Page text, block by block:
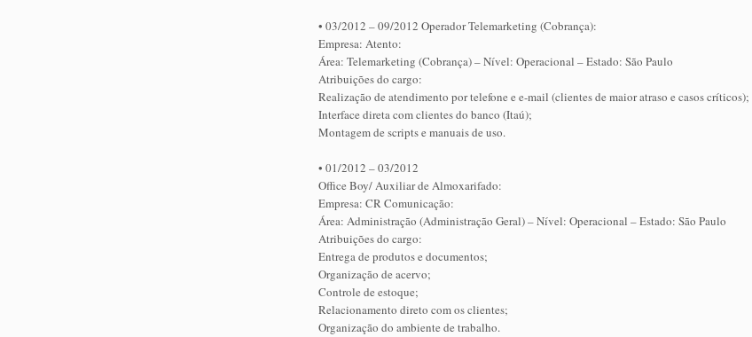
• 03/2012 – 09/2012 Operador Telemarketing (Cobrança):
Empresa: Atento:
Área: Telemarketing (Cobrança) – Nível: Operacional – Estado: São Paulo
Atribuições do cargo:
Realização de atendimento por telefone e e-mail (clientes de maior atraso e casos críticos);
Interface direta com clientes do banco (Itaú);
Montagem de scripts e manuais de uso.
• 01/2012 – 03/2012
Office Boy/ Auxiliar de Almoxarifado:
Empresa: CR Comunicação:
Área: Administração (Administração Geral) – Nível: Operacional – Estado: São Paulo
Atribuições do cargo:
Entrega de produtos e documentos;
Organização de acervo;
Controle de estoque;
Relacionamento direto com os clientes;
Organização do ambiente de trabalho.